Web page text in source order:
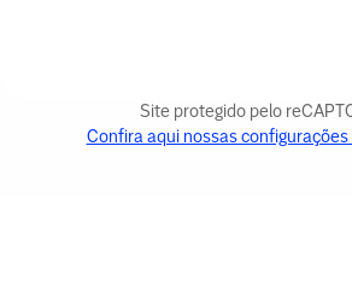
Site protegido pelo
Confira aqui nossas configurações